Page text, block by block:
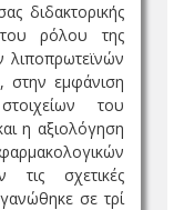
διδακτορικής
ρόλου της
λιποπρωτεϊνών
στην εμφάνιση
του
η αξιολόγηση
τις σχετικές
σε τρί